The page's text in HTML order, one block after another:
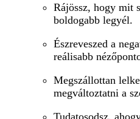
Rájössz, hogy mit
boldogabb legyél.
Észreveszed a
reálisabb
Megszállottan
megváltoztatni a
Tudatosodsz,